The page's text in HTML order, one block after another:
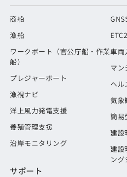
商船
漁船
ワークボート（官公庁船・作業
船）
プレジャーボート
漁視ナビ
洋上風力発電支援
養殖管理支援
沿岸モニタリング
車両
マン
ヘル
気象
簡易
建設
建設
ング
サポート